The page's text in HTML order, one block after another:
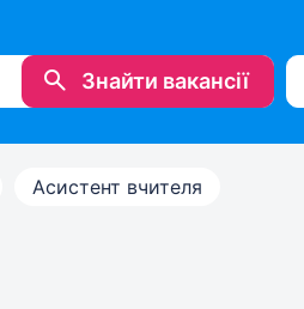
Знайти вакансії
Асистент вчителя